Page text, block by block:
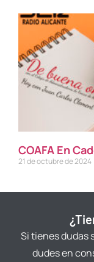
COAFA En
21 de octubre de 2024
Si tienes dudas
dudes en